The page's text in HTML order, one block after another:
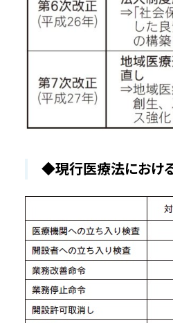
◆現行医療法におけ